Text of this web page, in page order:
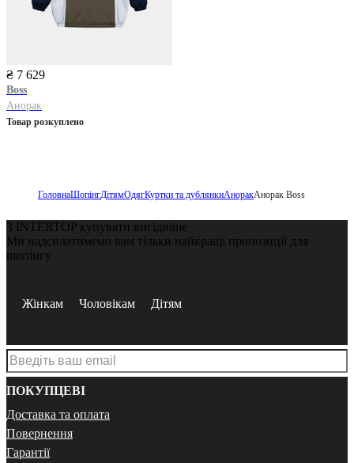
₴ 7 629
Boss
Анорак
Товар розкуплено
ГоловнаШопінгДітямОдягКуртки та дублянкиАноракАнорак Boss
З INTERTOP купувати вигідніше
Ми надсилатимемо вам тільки найкращі пропозиції для
шопінгу
Жінкам Чоловікам Дітям
ПОКУПЦЕВІ
Доставка та оплата
Повернення
Гарантії